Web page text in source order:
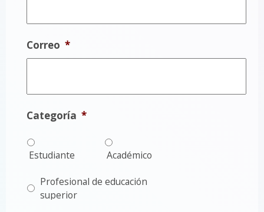
Correo *
Categoría *
Estudiante Académico
Profesional de educación
superior